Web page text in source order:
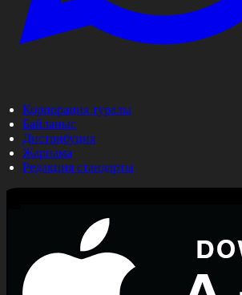
Корпорация туралы
Байланыс
Дистрибуция
Жарнама
Редакция стандарты